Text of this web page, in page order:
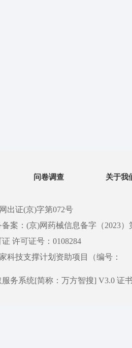
问卷调查 关于我
出证(京)字第072号
案：(京)网药械信息备字（2023）
许可证号：0108284
科技支撑计划资助项目（编号：
务系统[简称：万方智搜] V3.0 证